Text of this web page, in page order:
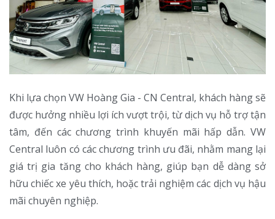
Khi lựa chọn VW Hoàng Gia - CN Central, khách hàng sẽ
được hưởng nhiều lợi ích vượt trội, từ dịch vụ hỗ trợ tận
tâm, đến các chương trình khuyến mãi hấp dẫn. VW
Central luôn có các chương trình ưu đãi, nhằm mang lại
giá trị gia tăng cho khách hàng, giúp bạn dễ dàng sở
hữu chiếc xe yêu thích, hoặc trải nghiệm các dịch vụ hậu
mãi chuyên nghiệp.